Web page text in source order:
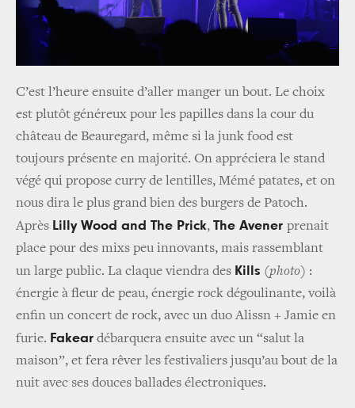
C’est l’heure ensuite d’aller manger un bout. Le choix
est plutôt généreux pour les papilles dans la cour du
château de Beauregard, même si la junk food est
toujours présente en majorité. On appréciera le stand
végé qui propose curry de lentilles, Mémé patates, et on
nous dira le plus grand bien des burgers de Patoch.
Après Lilly Wood and The Prick, The Avener prenait
place pour des mixs peu innovants, mais rassemblant
un large public. La claque viendra des Kills (photo) :
énergie à fleur de peau, énergie rock dégoulinante, voilà
enfin un concert de rock, avec un duo Alissn + Jamie en
furie. Fakear débarquera ensuite avec un “salut la
maison”, et fera rêver les festivaliers jusqu’au bout de la
nuit avec ses douces ballades électroniques.